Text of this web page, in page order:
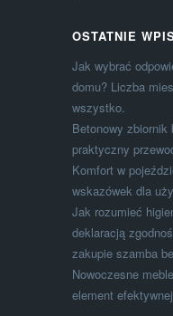
OSTATNIE
Jak wybrać
domu? Liczba
wszystko.
Betonowy zbiornik
praktyczny
Komfort w
wskazówek dla
Jak rozumieć
deklaracją
zakupie szamba
Nowoczesne
element